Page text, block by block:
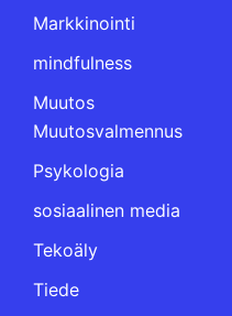
Markkinointi
mindfulness
Muutos
Muutosvalmennus
Psykologia
sosiaalinen media
Tekoäly
Tiede